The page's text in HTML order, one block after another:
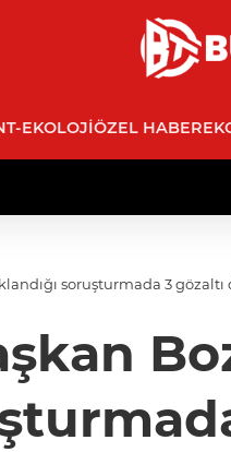
EKOLOJIÖZEL HABER
soruşturmada 3 gözaltı